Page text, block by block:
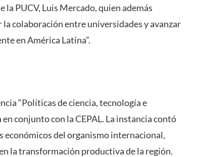
PUCV, Luis Mercado, quien además
colaboración entre universidades y avanzar
en América Latina”.
“Políticas de ciencia, tecnología e
conjunto con la CEPAL. La instancia contó
económicos del organismo internacional,
la transformación productiva de la región.